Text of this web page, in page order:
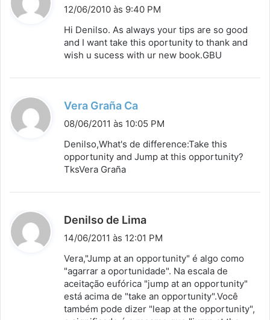
i
s
e
12/06/2010 às 9:40 PM
Hi Denilso. As always your tips are so good
and I want take this oportunity to thank and
wish u sucess with ur new book.GBU
Vera Graña Ca
i
s
08/06/2011 às 10:05 PM
Denilso,What's de difference:Take this
opportunity and Jump at this opportunity?
TksVera Graña
Denilso de Lima
s
e
14/06/2011 às 12:01 PM
Vera,"Jump at an opportunity" é algo como
"agarrar a oportunidade". Na escala de
aceitação eufórica "jump at an opportunity"
está acima de "take an opportunity".Você
também pode dizer "leap at the opportunity",